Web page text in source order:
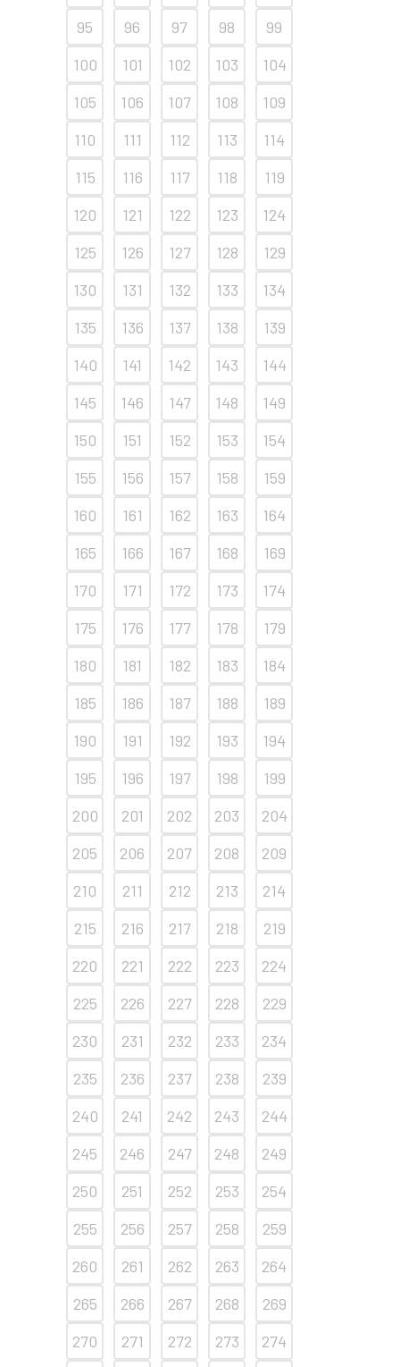
95
96 97 98
99
100
101 102 103
104
105
106 107 108
109
110
111 112 113
114
115
116 117 118
119
120
121 122 123
124
125
126 127 128
129
130
131 132 133
134
135
136 137 138
139
140
141 142 143
144
145
146 147 148
149
150
151 152 153
154
155
156 157 158
159
160
161 162 163
164
165
166 167 168
169
170
171 172 173
174
175
176 177 178
179
180
181 182 183
184
185
186 187 188
189
190
191 192 193
194
195
196 197 198
199
200
201 202 203
204
205
206 207 208
209
210
211 212 213
214
215
216 217 218
219
220
221 222 223
224
225
226 227 228
229
230
231 232 233
234
235
236 237 238
239
240
241 242 243
244
245
246 247 248
249
250
251 252 253
254
255
256 257 258
259
260
261 262 263
264
265
266 267 268
269
270
271 272 273
274